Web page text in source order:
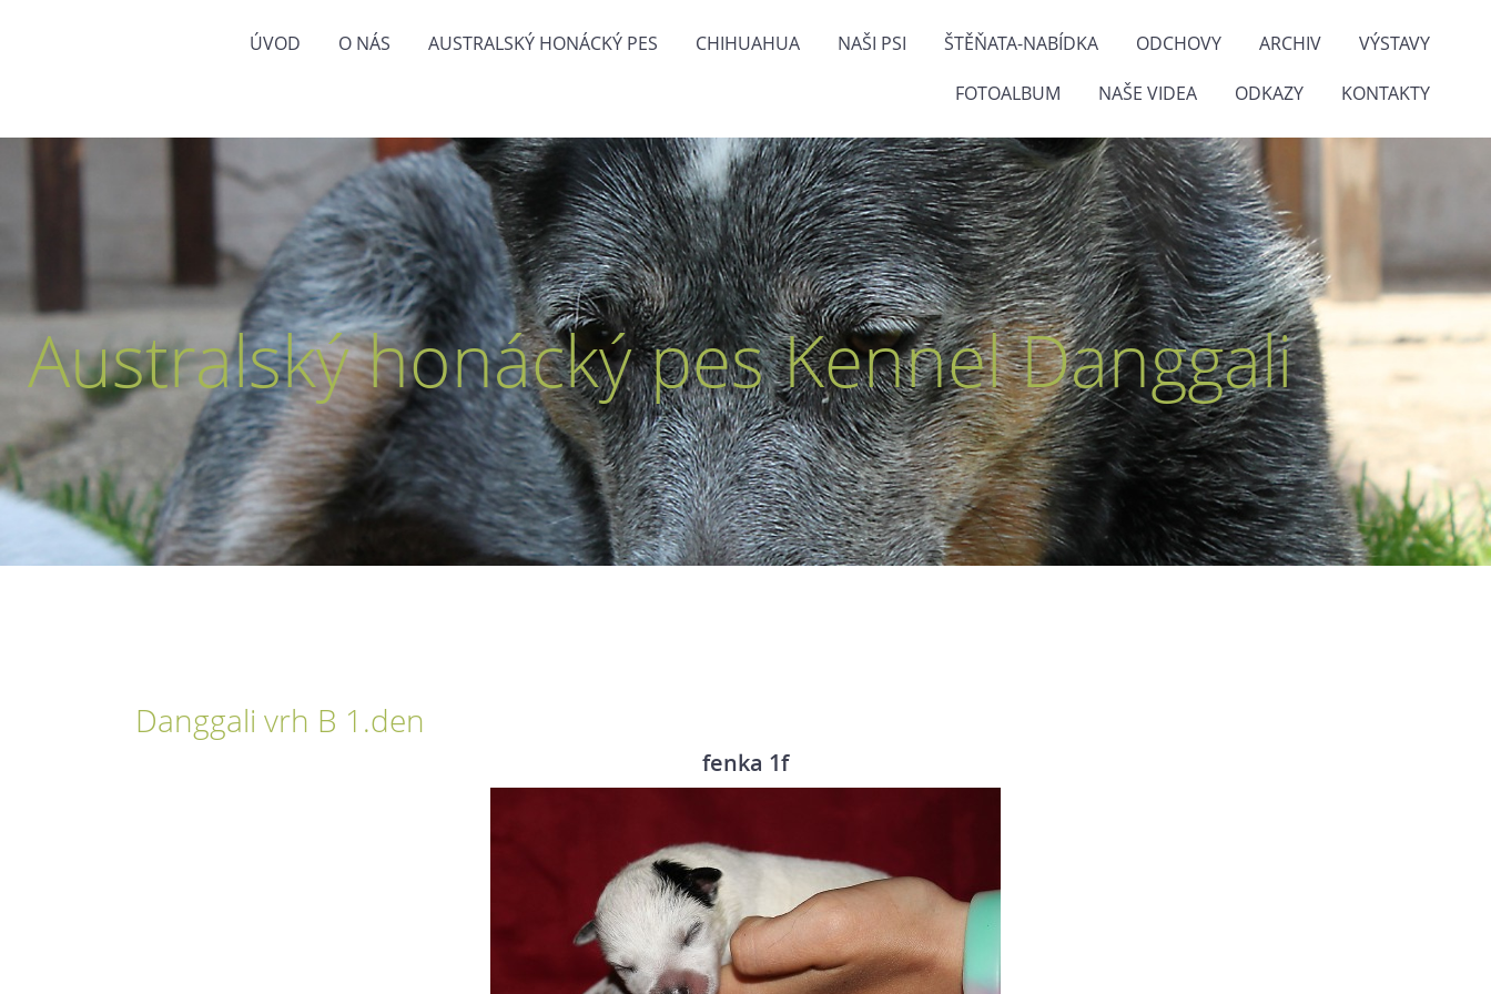
ÚVOD O NÁS AUSTRALSKÝ HONÁCKÝ PES CHIHUAHUA NAŠI PSI ŠTĚŇATA-NABÍDKA ODCHOVY ARCHIV VÝSTAVY
FOTOALBUM NAŠE VIDEA ODKAZY KONTAKTY
Australský honácký pes Kennel Danggali
Danggali vrh B 1.den
fenka 1f